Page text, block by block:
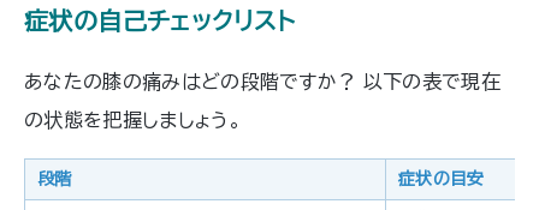
症状の自己チェックリスト
あなたの膝の痛みはどの段階ですか？ 以下の表で現在
の状態を把握しましょう。
段階 症状の目安